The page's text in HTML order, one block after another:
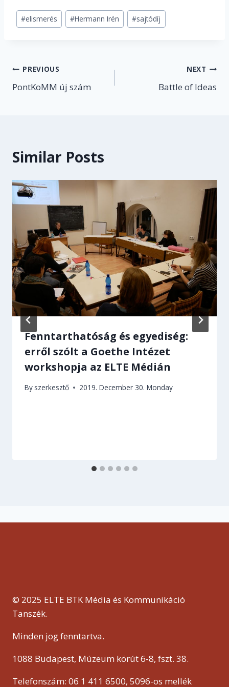
Post
Tags:
#elismerés #Hermann Irén #sajtódíj
Post
navigation
PREVIOUS
PontKoMM új szám
NEXT
Battle of Ideas
Similar Posts
Fenntarthatóság és egyediség:
erről szólt a Goethe Intézet
workshopja az ELTE Médián
By szerkesztő 2019. December 30. Monday
© 2025 ELTE BTK Média és Kommunikáció
Tanszék.
Minden jog fenntartva.
1088 Budapest, Múzeum körút 6-8, fszt. 38.
Telefonszám: 06 1 411 6500, 5096-os mellék